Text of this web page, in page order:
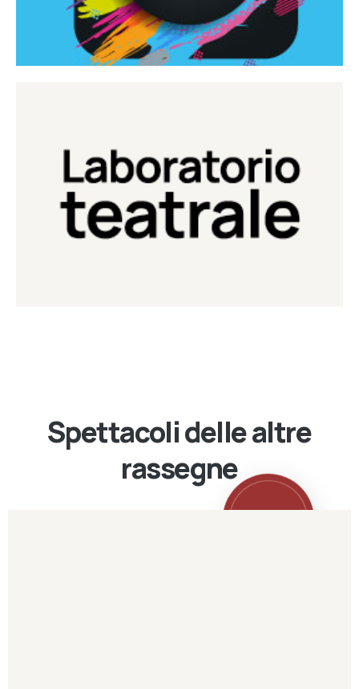
Laboratorio Teatrale
Laboratorio di teatro del Teatro Eduardo de Filippo
Continua
Spettacoli delle altre
rassegne